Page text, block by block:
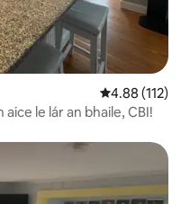
Meánrátáil
4.88 (112)
le lár an bhaile, CBI!